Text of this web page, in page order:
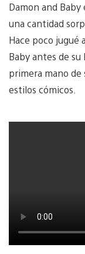
Damon and
una cantidad
Hace poco jugué
Baby antes de
primera mano de
estilos cómicos.